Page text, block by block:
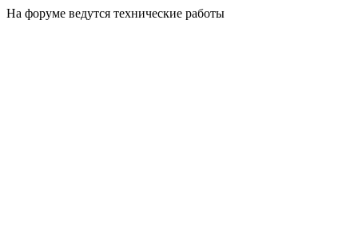
На форуме ведутся технические работы